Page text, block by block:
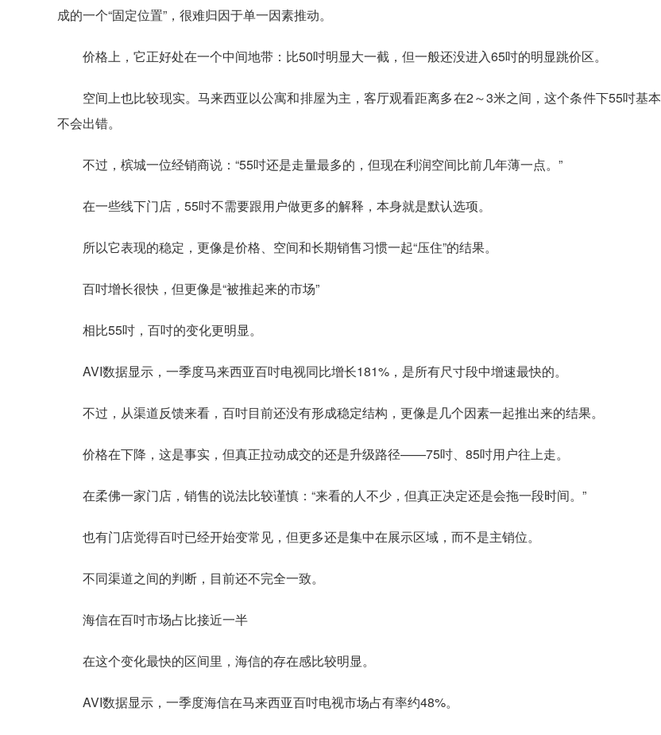
成的一个“固定位置”，很难归因于单一因素推动。
价格上，它正好处在一个中间地带：比50吋明显大一截，但一般还没进入65吋的明显跳价区。
空间上也比较现实。马来西亚以公寓和排屋为主，客厅观看距离多在2～3米之间，这个条件下55吋基本
不会出错。
不过，槟城一位经销商说：“55吋还是走量最多的，但现在利润空间比前几年薄一点。”
在一些线下门店，55吋不需要跟用户做更多的解释，本身就是默认选项。
所以它表现的稳定，更像是价格、空间和长期销售习惯一起“压住”的结果。
百吋增长很快，但更像是“被推起来的市场”
相比55吋，百吋的变化更明显。
AVI数据显示，一季度马来西亚百吋电视同比增长181%，是所有尺寸段中增速最快的。
不过，从渠道反馈来看，百吋目前还没有形成稳定结构，更像是几个因素一起推出来的结果。
价格在下降，这是事实，但真正拉动成交的还是升级路径——75吋、85吋用户往上走。
在柔佛一家门店，销售的说法比较谨慎：“来看的人不少，但真正决定还是会拖一段时间。”
也有门店觉得百吋已经开始变常见，但更多还是集中在展示区域，而不是主销位。
不同渠道之间的判断，目前还不完全一致。
海信在百吋市场占比接近一半
在这个变化最快的区间里，海信的存在感比较明显。
AVI数据显示，一季度海信在马来西亚百吋电视市场占有率约48%。